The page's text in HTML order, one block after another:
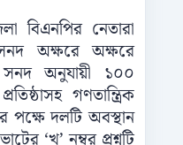
বিএনপির নেতারা
অক্ষরে অক্ষরে
সনদ অনুযায়ী ১০০
গণতান্ত্রিক
পক্ষে দলটি অবস্থান